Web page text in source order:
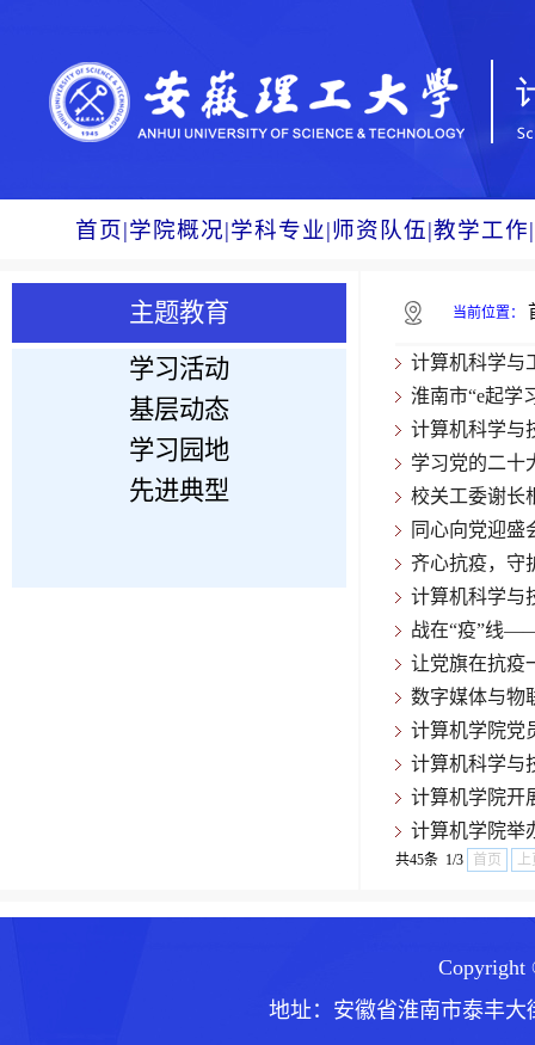
首页|学院概况|学科专业|师资队伍|教学工作|
主题教育
学习活动
基层动态
学习园地
先进典型
当前位置：
计算机科学与
淮南市“e起学
计算机科学与
学习党的二
校关工委谢长
同心向党迎
齐心抗疫，
计算机科学与
战在“疫”线
让党旗在抗疫
数字媒体与物
计算机学院党
计算机科学与
计算机学院开
计算机学院举
共45条 1/3 首页 上
Copyright
地址：安徽省淮南市泰丰大